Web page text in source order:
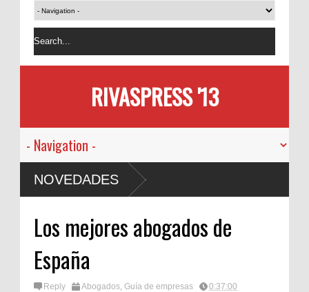
RIVASPRESS '13
NOVEDADES
Los mejores abogados de
España
Reply Abogados, Guía de empresas 0:37:00